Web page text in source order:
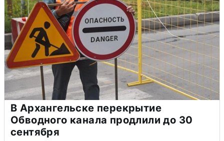
В Архангельске перекрытие
Обводного канала продлили до 30
сентября